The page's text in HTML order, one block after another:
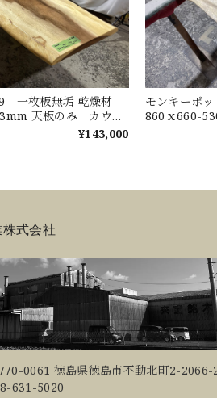
一枚板無垢 乾燥材
天板のみ カウン
ル ダイニングテーブ
¥143,000
モンキーポ
860ｘ660-
式会社
0061 徳島県徳島市不動北町2-2066-
631-5020